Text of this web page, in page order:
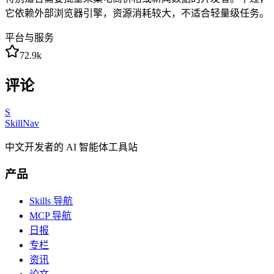
它依赖外部浏览器引擎，资源消耗较大，不适合轻量级任务。
平台与服务
72.9k
评论
S
SkillNav
中文开发者的 AI 智能体工具站
产品
Skills 导航
MCP 导航
日报
专栏
资讯